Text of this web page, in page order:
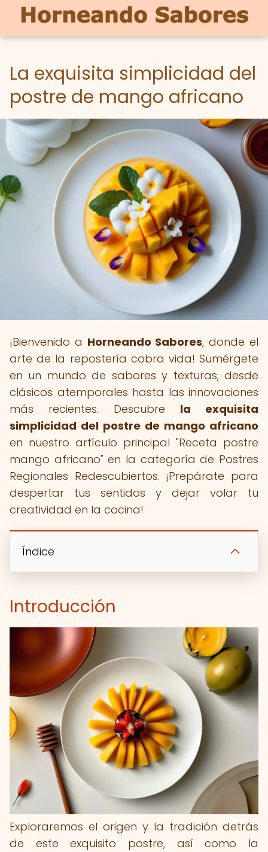
La exquisita simplicidad del
postre de mango africano
¡Bienvenido a Horneando Sabores, donde el
arte de la repostería cobra vida! Sumérgete
en un mundo de sabores y texturas, desde
clásicos atemporales hasta las innovaciones
más recientes. Descubre la exquisita
simplicidad del postre de mango africano
en nuestro artículo principal "Receta postre
mango africano" en la categoría de Postres
Regionales Redescubiertos. ¡Prepárate para
despertar tus sentidos y dejar volar tu
creatividad en la cocina!
Índice
Introducción
Exploraremos el origen y la tradición detrás
de este exquisito postre, así como la